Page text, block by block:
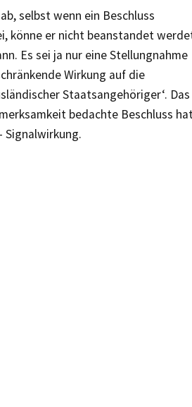
selbst wenn ein Beschluss
könne er nicht beanstandet
Es sei ja nur eine Stellungnahme
Wirkung auf die
Staatsangehöriger‘. Das
bedachte Beschluss
Signalwirkung.